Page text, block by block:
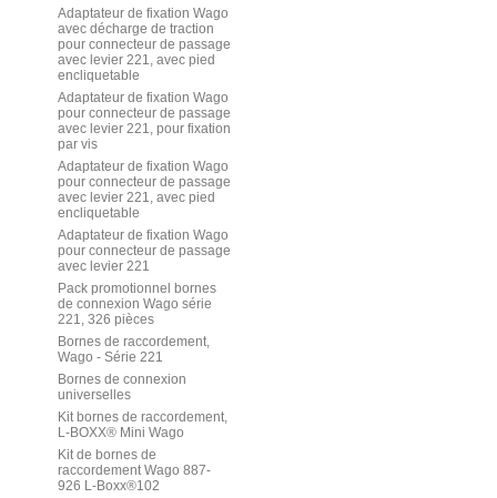
Adaptateur de fixation Wago
avec décharge de traction
pour connecteur de passage
avec levier 221, avec pied
encliquetable
Adaptateur de fixation Wago
pour connecteur de passage
avec levier 221, pour fixation
par vis
Adaptateur de fixation Wago
pour connecteur de passage
avec levier 221, avec pied
encliquetable
Adaptateur de fixation Wago
pour connecteur de passage
avec levier 221
Pack promotionnel bornes
de connexion Wago série
221, 326 pièces
Bornes de raccordement,
Wago - Série 221
Bornes de connexion
universelles
Kit bornes de raccordement,
L-BOXX® Mini Wago
Kit de bornes de
raccordement Wago 887-
926 L-Boxx®102